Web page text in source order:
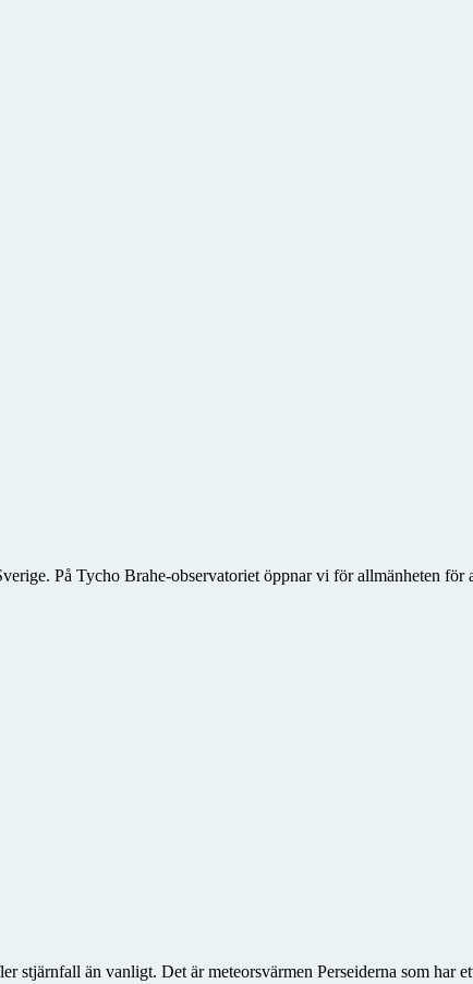
På Tycho Brahe-observatoriet öppnar vi för allmänheten
stjärnfall än vanligt. Det är meteorsvärmen Perseiderna som